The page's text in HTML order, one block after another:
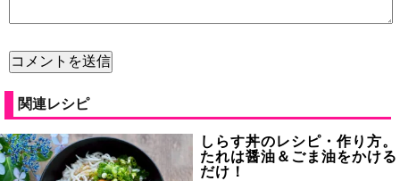
関連レシピ
しらす丼のレシピ・作り方。
たれは醤油＆ごま油をかける
だけ！